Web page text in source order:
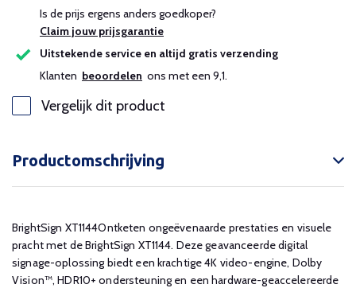
Is de prijs ergens anders goedkoper?
Claim jouw prijsgarantie
Uitstekende service en altijd gratis verzending
Klanten beoordelen ons met een 9,1.
Vergelijk dit product
Productomschrijving
BrightSign XT1144Ontketen ongeëvenaarde prestaties en visuele
pracht met de BrightSign XT1144. Deze geavanceerde digital
signage-oplossing biedt een krachtige 4K video-engine, Dolby
Vision™, HDR10+ ondersteuning en een hardware-geaccelereerde